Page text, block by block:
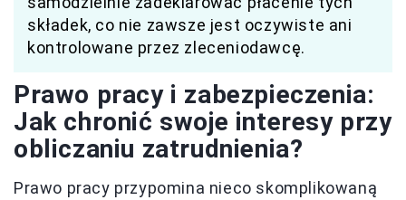
składek, co nie zawsze jest oczywiste ani
kontrolowane przez zleceniodawcę.
Prawo pracy i zabezpieczenia:
Jak chronić swoje interesy przy
obliczaniu zatrudnienia?
Prawo pracy przypomina nieco skomplikowaną